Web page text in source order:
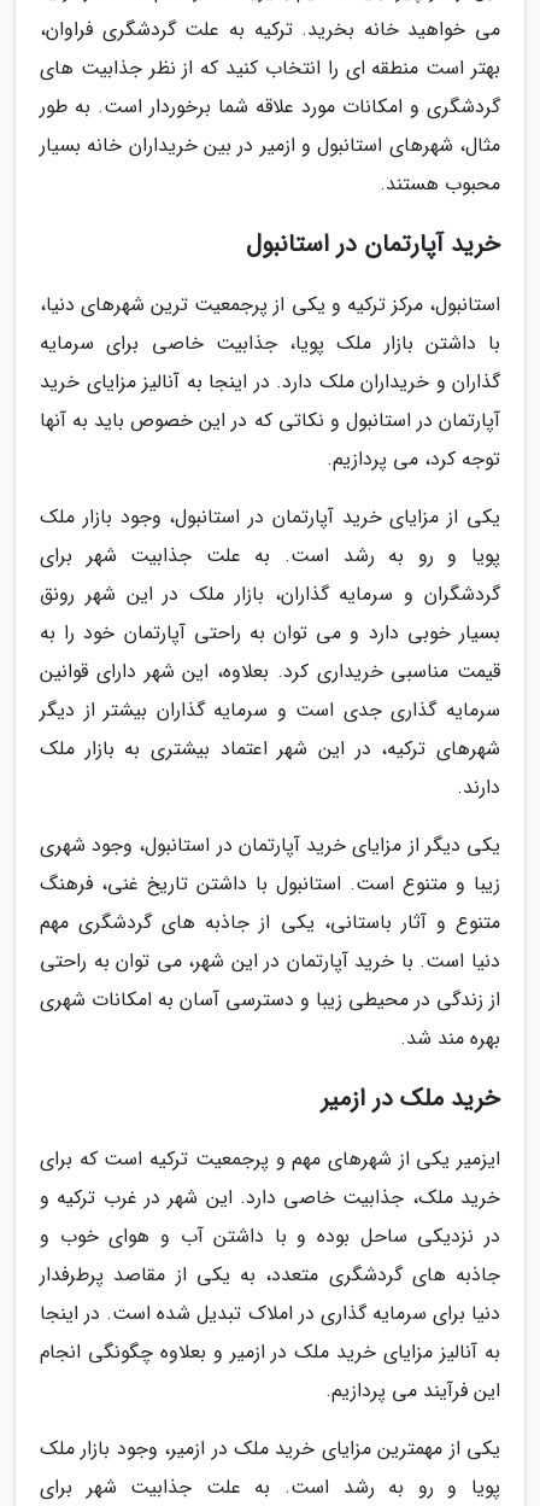
می خواهید خانه بخرید. ترکیه به علت گردشگری فراوان،
بهتر است منطقه ای را انتخاب کنید که از نظر جذابیت های
گردشگری و امکانات مورد علاقه شما برخوردار است. به طور
مثال، شهرهای استانبول و ازمیر در بین خریداران خانه بسیار
محبوب هستند.
خرید آپارتمان در استانبول
استانبول، مرکز ترکیه و یکی از پرجمعیت ترین شهرهای دنیا،
با داشتن بازار ملک پویا، جذابیت خاصی برای سرمایه
گذاران و خریداران ملک دارد. در اینجا به آنالیز مزایای خرید
آپارتمان در استانبول و نکاتی که در این خصوص باید به آنها
توجه کرد، می پردازیم.
یکی از مزایای خرید آپارتمان در استانبول، وجود بازار ملک
پویا و رو به رشد است. به علت جذابیت شهر برای
گردشگران و سرمایه گذاران، بازار ملک در این شهر رونق
بسیار خوبی دارد و می توان به راحتی آپارتمان خود را به
قیمت مناسبی خریداری کرد. بعلاوه، این شهر دارای قوانین
سرمایه گذاری جدی است و سرمایه گذاران بیشتر از دیگر
شهرهای ترکیه، در این شهر اعتماد بیشتری به بازار ملک
دارند.
یکی دیگر از مزایای خرید آپارتمان در استانبول، وجود شهری
زیبا و متنوع است. استانبول با داشتن تاریخ غنی، فرهنگ
متنوع و آثار باستانی، یکی از جاذبه های گردشگری مهم
دنیا است. با خرید آپارتمان در این شهر، می توان به راحتی
از زندگی در محیطی زیبا و دسترسی آسان به امکانات شهری
بهره مند شد.
خرید ملک در ازمیر
ایزمیر یکی از شهرهای مهم و پرجمعیت ترکیه است که برای
خرید ملک، جذابیت خاصی دارد. این شهر در غرب ترکیه و
در نزدیکی ساحل بوده و با داشتن آب و هوای خوب و
جاذبه های گردشگری متعدد، به یکی از مقاصد پرطرفدار
دنیا برای سرمایه گذاری در املاک تبدیل شده است. در اینجا
به آنالیز مزایای خرید ملک در ازمیر و بعلاوه چگونگی انجام
این فرآیند می پردازیم.
یکی از مهمترین مزایای خرید ملک در ازمیر، وجود بازار ملک
پویا و رو به رشد است. به علت جذابیت شهر برای